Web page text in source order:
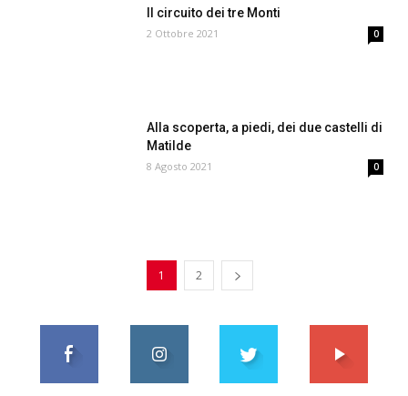
Il circuito dei tre Monti
2 Ottobre 2021 0
Alla scoperta, a piedi, dei due castelli di
Matilde
8 Agosto 2021 0
1 2